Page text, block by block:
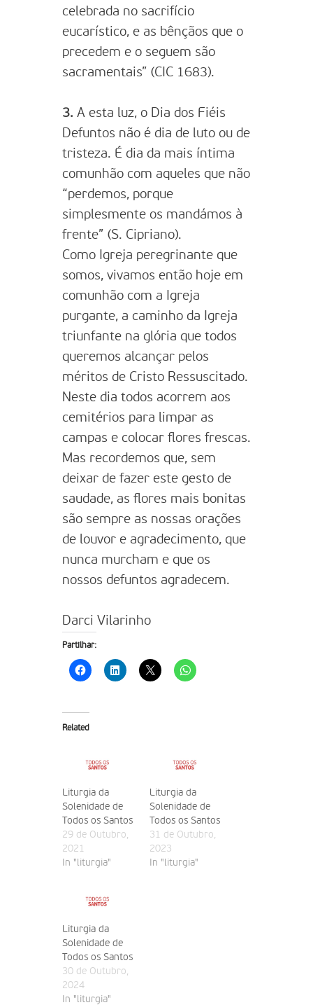
celebrada no sacrifício
eucarístico, e as bênçãos que o
precedem e o seguem são
sacramentais” (CIC 1683).
3. A esta luz, o Dia dos Fiéis
Defuntos não é dia de luto ou de
tristeza. É dia da mais íntima
comunhão com aqueles que não
“perdemos, porque
simplesmente os mandámos à
frente” (S. Cipriano).
Como Igreja peregrinante que
somos, vivamos então hoje em
comunhão com a Igreja
purgante, a caminho da Igreja
triunfante na glória que todos
queremos alcançar pelos
méritos de Cristo Ressuscitado.
Neste dia todos acorrem aos
cemitérios para limpar as
campas e colocar flores frescas.
Mas recordemos que, sem
deixar de fazer este gesto de
saudade, as flores mais bonitas
são sempre as nossas orações
de louvor e agradecimento, que
nunca murcham e que os
nossos defuntos agradecem.
Darci Vilarinho
Partilhar:
Related
Liturgia da
Solenidade de
Todos os Santos
29 de Outubro,
2021
In "liturgia"
Liturgia da
Solenidade de
Todos os Santos
31 de Outubro,
2023
In "liturgia"
Liturgia da
Solenidade de
Todos os Santos
30 de Outubro,
2024
In "liturgia"